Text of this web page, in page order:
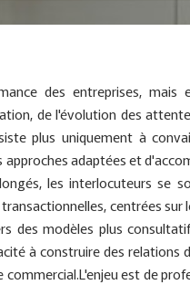
des entreprises, mais
de l'évolution des
plus uniquement à
adaptées et
les interlocuteurs se
centrées sur
des modèles plus
à construire des relations
est de